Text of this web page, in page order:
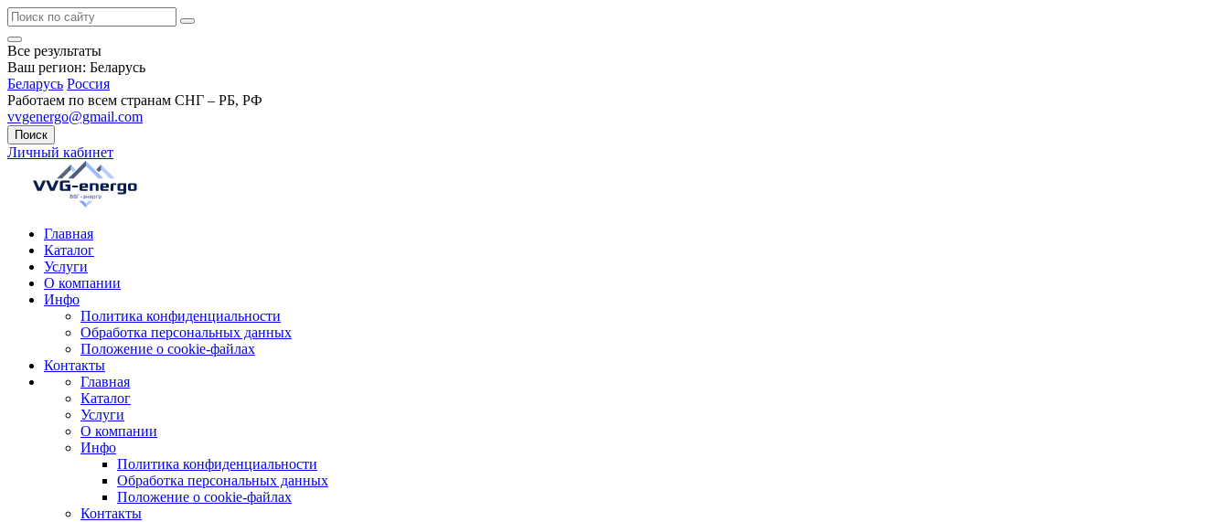
Все результаты
Ваш регион: Беларусь
Беларусь Россия
Работаем по всем странам СНГ – РБ, РФ
vvgenergo@gmail.com
Поиск
Личный кабинет
Главная
Каталог
Услуги
О компании
Инфо
Политика конфиденциальности
Обработка персональных данных
Положение о cookie-файлах
Контакты
Главная
Каталог
Услуги
О компании
Инфо
Политика конфиденциальности
Обработка персональных данных
Положение о cookie-файлах
Контакты